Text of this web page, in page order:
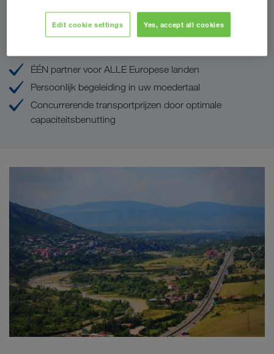
Uw voordelen bij LKW WALTER
ÉÉN partner voor ALLE Europese landen
Persoonlijk begeleiding in uw moedertaal
Concurrerende transportprijzen door optimale
capaciteitsbenutting
Edit cookie settings Yes, accept all cookies